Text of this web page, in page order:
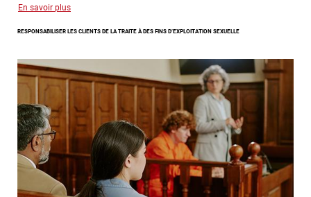
En savoir plus
phénomène
de
l’exploitation
mineures
à
travers
l’Europe
RESPONSABILISER LES CLIENTS DE LA TRAITE À DES FINS D’EXPLOITATION SEXUELLE